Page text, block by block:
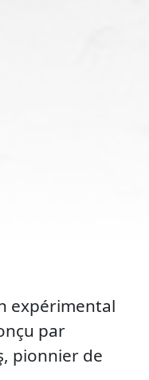
expérimental
par
pionnier de